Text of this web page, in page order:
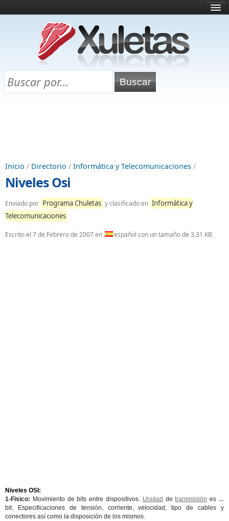
¿Qué es esto?
Directorio
Chuletas para exámenes
Inicio / Directorio / Informática y Telecomunicaciones /
Niveles Osi
Enviado por Programa Chuletas y clasificado en Informática y
Telecomunicaciones
Escrito el 7 de Febrero de 2007en español con un tamaño de 3,31 KB
Niveles OSI:
1-Fisico: Movimiento de bits entre dispositivos. Unidad detransmisión es el
bit. Especificaciones de tensión, corriente, velocidad, tipo de cables y
conectores así como la disposición de los mismos.